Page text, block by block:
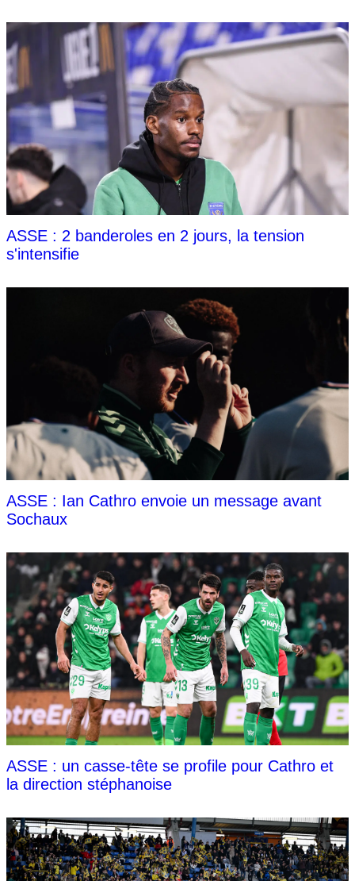
ASSE : 2 banderoles en 2 jours, la tension
s'intensifie
ASSE : Ian Cathro envoie un message avant
Sochaux
ASSE : un casse-tête se profile pour Cathro et
la direction stéphanoise